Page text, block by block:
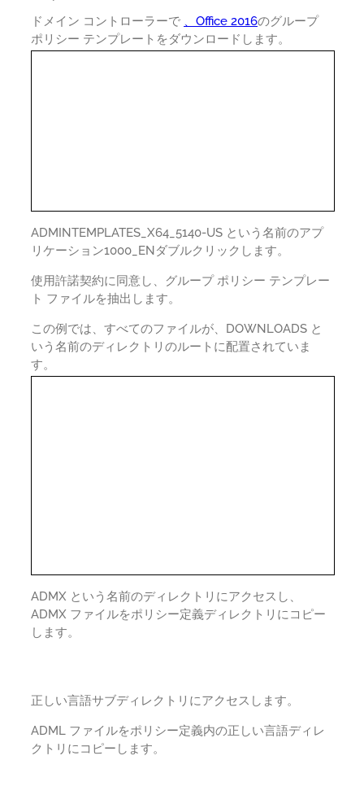
ドメイン コントローラーで 、Office 2016のグループ
ポリシー テンプレートをダウンロードします。
ADMINTEMPLATES_X64_5140-US という名前のアプ
リケーション1000_ENダブルクリックします。
使用許諾契約に同意し、グループ ポリシー テンプレー
ト ファイルを抽出します。
この例では、すべてのファイルが、DOWNLOADS と
いう名前のディレクトリのルートに配置されていま
す。
ADMX という名前のディレクトリにアクセスし、
ADMX ファイルをポリシー定義ディレクトリにコピー
します。
正しい言語サブディレクトリにアクセスします。
ADML ファイルをポリシー定義内の正しい言語ディレ
クトリにコピーします。